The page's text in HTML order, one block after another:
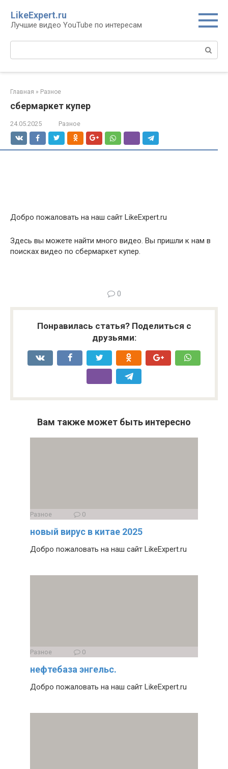
контенту
LikeExpert.ru
Лучшие видео YouTube по интересам
Главная » Разное
сбермаркет купер
24.05.2025 Разное
Добро пожаловать на наш сайт LikeExpert.ru
Здесь вы можете найти много видео. Вы пришли к нам в
поисках видео по сбермаркет купер.
0
Понравилась статья? Поделиться с
друзьями:
Вам также может быть интересно
Разное 0
новый вирус в китае 2025
Добро пожаловать на наш сайт LikeExpert.ru
Разное 0
нефтебаза энгельс.
Добро пожаловать на наш сайт LikeExpert.ru